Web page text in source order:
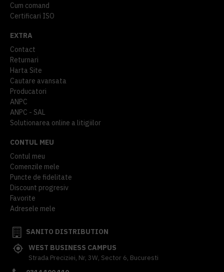
Cum comand
Certificari ISO
EXTRA
Contact
Returnari
Harta Site
Cautare avansata
Producatori
ANPC
ANPC - SAL
Solutionarea online a litigiilor
CONTUL MEU
Contul meu
Comenzile mele
Puncte de fidelitate
Discount progresiv
Favorite
Adresele mele
SANITO DISTRIBUTION
WEST BUSINESS CAMPUS
Strada Preciziei, Nr, 3W, Sector 6, Bucuresti